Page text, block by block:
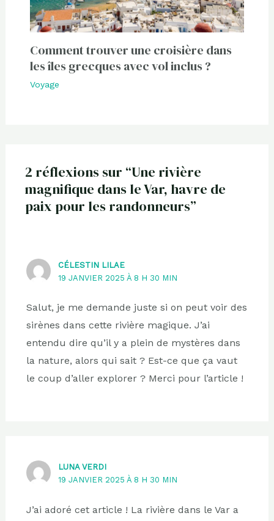
Comment trouver une croisière dans
les îles grecques avec vol inclus ?
Voyage
2 réflexions sur “Une rivière
magnifique dans le Var, havre de
paix pour les randonneurs”
CÉLESTIN LILAE
19 JANVIER 2025 À 8 H 30 MIN
Salut, je me demande juste si on peut voir des
sirènes dans cette rivière magique. J’ai
entendu dire qu’il y a plein de mystères dans
la nature, alors qui sait ? Est-ce que ça vaut
le coup d’aller explorer ? Merci pour l’article !
LUNA VERDI
19 JANVIER 2025 À 8 H 30 MIN
J’ai adoré cet article ! La rivière dans le Var a